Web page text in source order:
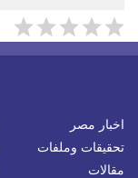
اخبار مصر
تحقيقات وملفات
مقالات